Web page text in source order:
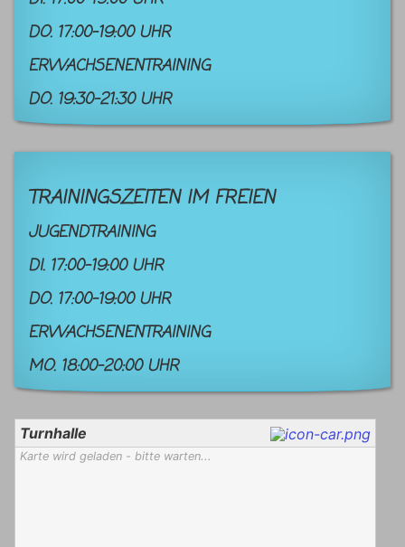
DO. 17:00-19:00 UHR
ERWACHSENENTRAINING
DO. 19:30-21:30 UHR
TRAININGSZEITEN IM FREIEN
JUGENDTRAINING
DI. 17:00-19:00 UHR
DO. 17:00-19:00 UHR
ERWACHSENENTRAINING
MO. 18:00-20:00 UHR
Turnhalle
Karte wird geladen - bitte warten...